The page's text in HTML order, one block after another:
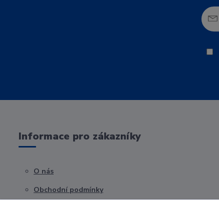
Informace pro zákazníky
O nás
Obchodní podmínky